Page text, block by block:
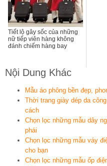
Tiết lộ gây sốc của những
nữ tiếp viên hàng không
đánh chiếm hàng bay
Nội Dung Khác
Mẫu áo phông bền đẹp,
Thời trang giày dép da
cách
Chọn lọc những mẫu dây
phái
Chọn lọc những mẫu váy
cho bạn
Chọn lọc những mẫu ốp